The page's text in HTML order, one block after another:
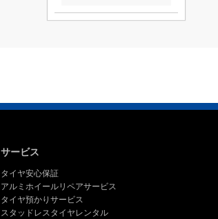
サービス
タイヤ安心保証
アルミホイールリペアサービス
タイヤ預かりサービス
スタッドレスタイヤレンタル